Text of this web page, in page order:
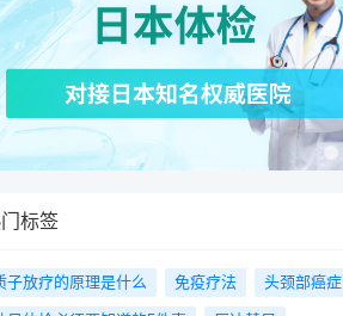
标签
子放疗的原理是什么 免疫疗法 头颈部癌症